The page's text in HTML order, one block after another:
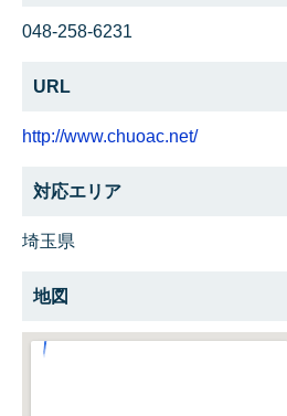
048-258-6231
URL
http://www.chuoac.net/
対応エリア
埼玉県
地図